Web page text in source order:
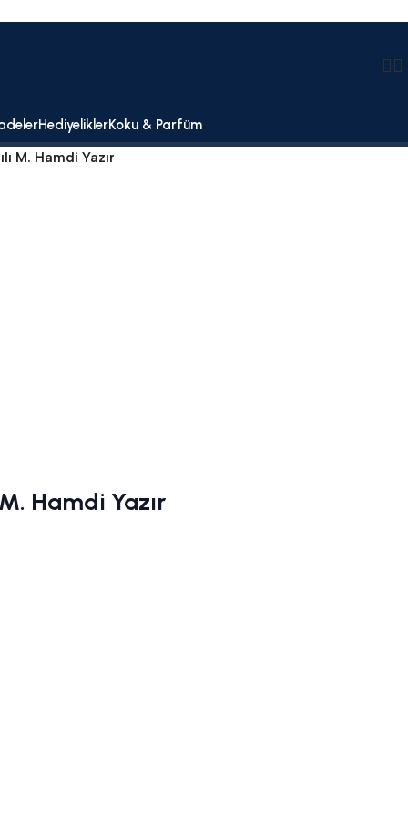
HediyeliklerKoku & Parfüm
M. Hamdi Yazır
Hamdi Yazır